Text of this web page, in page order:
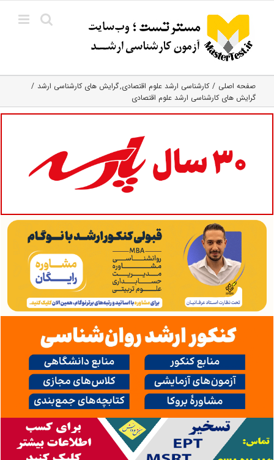
content
صفحه اصلی کارشناسی ارشد علوم اقتصادی گرایش های کارشناسی ارشد
گرایش های کارشناسی ارشد علوم اقتصادی